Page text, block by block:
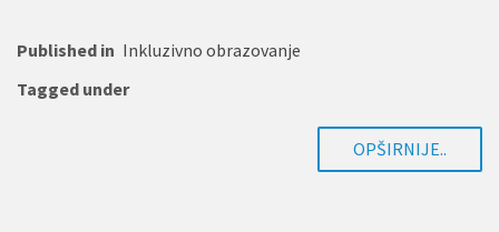
Published in Inkluzivno obrazovanje
Tagged under
OPŠIRNIJE..